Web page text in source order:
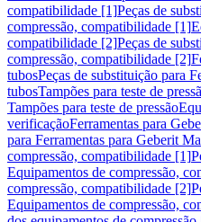
compatibilidade [1]Peças de
compressão, compatibilidade [1]
compatibilidade [2]Peças de
compressão, compatibilidade [2]
tubosPeças de substituição para
tubosTampões para teste de
Tampões para teste de pressão
verificaçãoFerramentas para
para Ferramentas para Geberit
compressão, compatibilidade [1]
Equipamentos de compressão,
compressão, compatibilidade [2]
Equipamentos de compressão,